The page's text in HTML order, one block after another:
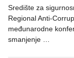
Središte za
Regional Anti-
međunarodne
smanjenje …